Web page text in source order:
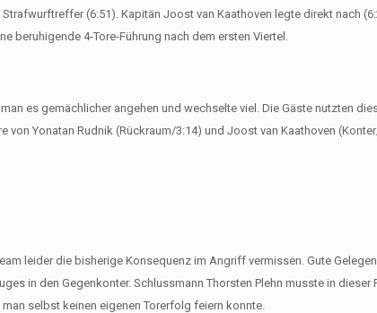
(6:51). Kapitän Joost van Kaathoven legte direkt nach
beruhigende 4-Tore-Führung nach dem ersten Viertel.
es gemächlicher angehen und wechselte viel. Die Gäste nutzten
von Yonatan Rudnik (Rückraum/3:14) und Joost van Kaathoven
leider die bisherige Konsequenz im Angriff vermissen. Gute
in den Gegenkonter. Schlussmann Thorsten Plehn musste in
selbst keinen eigenen Torerfolg feiern konnte.